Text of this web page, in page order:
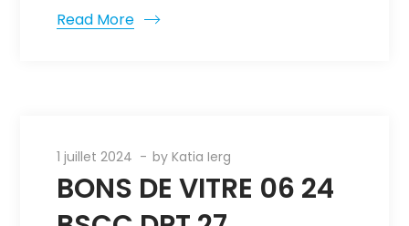
Read More
1 juillet 2024 byKatia Ierg
BONS DE VITRE 06 24